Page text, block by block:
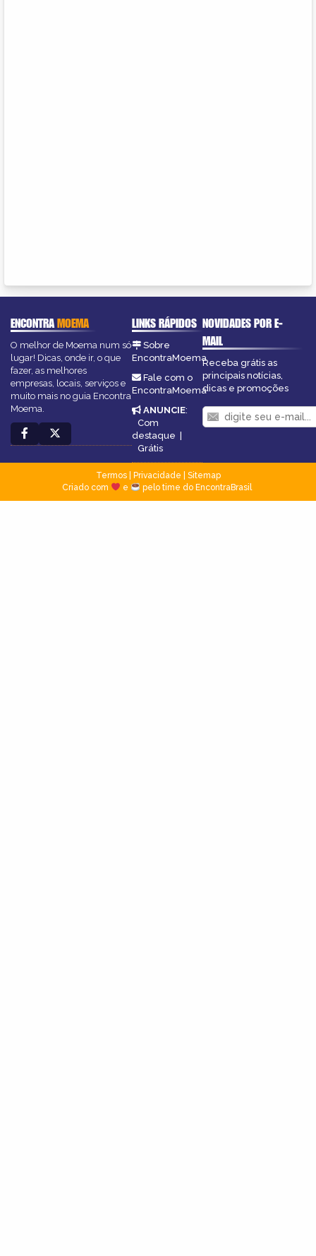
ENCONTRAMOEMA
O melhor de Moema num só
lugar! Dicas, onde ir, o que
fazer, as melhores
empresas, locais, serviços e
muito mais no guia Encontra
Moema.
LINKS RÁPIDOS
Sobre
EncontraMoema
Fale com o
EncontraMoema
ANUNCIE:
Com
destaque
Grátis
NOVIDADES POR E-
MAIL
Receba grátis as
principais notícias,
dicas e promoções
Termos| Privacidade
Sitemap
Criado com
e pelo time do EncontraBrasil